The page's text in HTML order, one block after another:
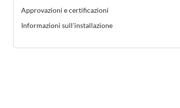
Approvazioni e certificazioni
Informazioni sull'installazione